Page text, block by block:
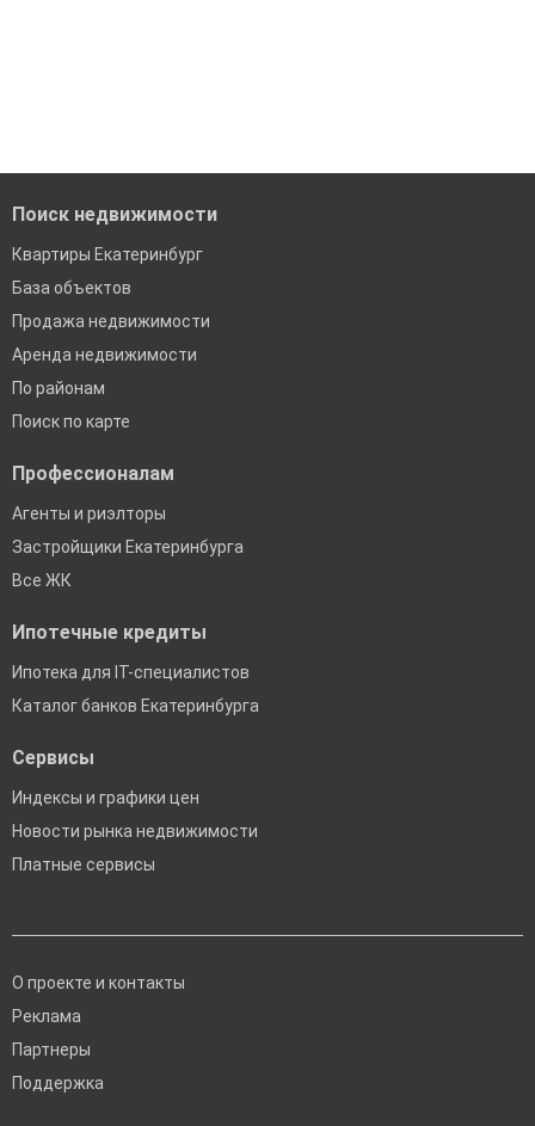
Поиск недвижимости
Квартиры Екатеринбург
База объектов
Продажа недвижимости
Аренда недвижимости
По районам
Поиск по карте
Профессионалам
Агенты и риэлторы
Застройщики Екатеринбурга
Все ЖК
Ипотечные кредиты
Ипотека для IT-специалистов
Каталог банков Екатеринбурга
Сервисы
Индексы и графики цен
Новости рынка недвижимости
Платные сервисы
О проекте и контакты
Реклама
Партнеры
Поддержка